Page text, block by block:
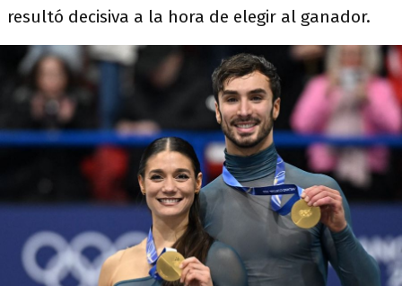
resultó decisiva a la hora de elegir al ganador.